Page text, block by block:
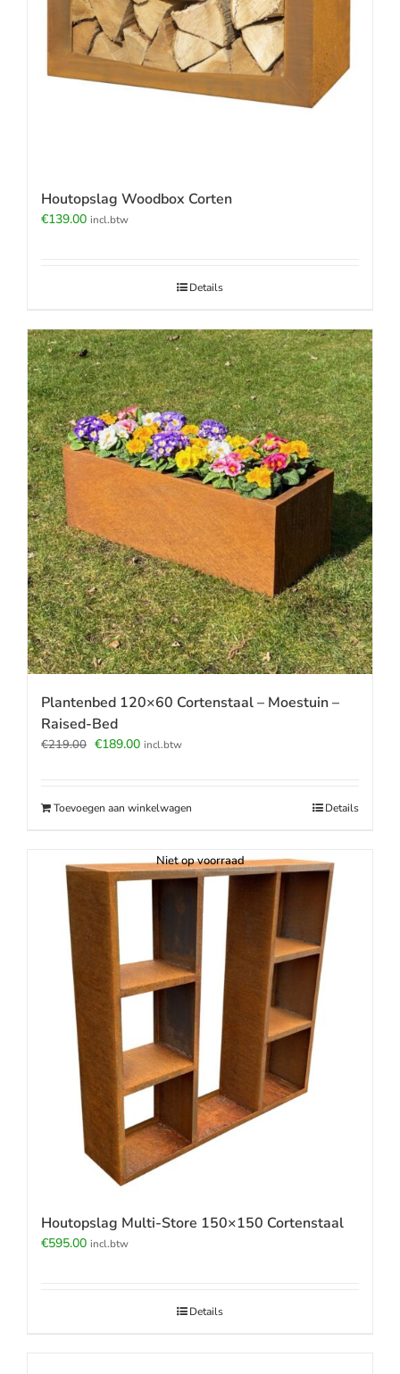
Houtopslag Woodbox Corten
€139.00 incl.btw
Details
Plantenbed 120×60 Cortenstaal – Moestuin –
Raised-Bed
€219.00 Oorspronkelijke
€189.00Huidige
incl.btw
Toevoegen aan winkelwagen Details
Niet op voorraad
Houtopslag Multi-Store 150×150 Cortenstaal
€595.00 incl.btw
Details